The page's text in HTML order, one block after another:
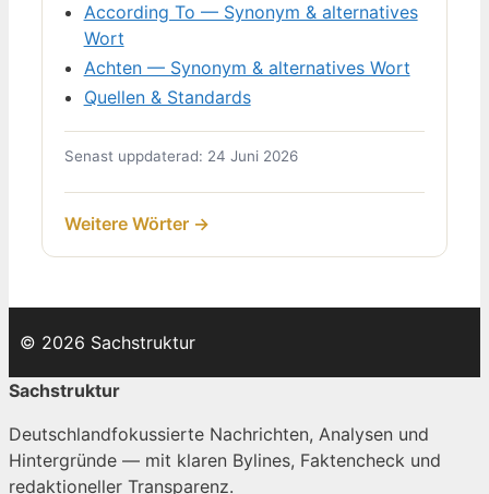
According To — Synonym & alternatives
Wort
Achten — Synonym & alternatives Wort
Quellen & Standards
Senast uppdaterad: 24 Juni 2026
Weitere Wörter →
© 2026 Sachstruktur
Sachstruktur
Deutschlandfokussierte Nachrichten, Analysen und
Hintergründe — mit klaren Bylines, Faktencheck und
redaktioneller Transparenz.